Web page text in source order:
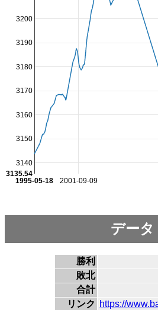
2001-09-09
1995-05-18
3140
3150
3160
3170
3180
3190
3200
3135.54
データ
勝利
敗北
合計
リンク
https://